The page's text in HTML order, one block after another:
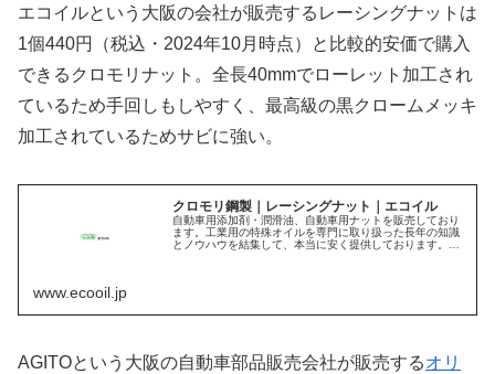
エコイルという大阪の会社が販売するレーシングナットは
1個440円（税込・2024年10月時点）と比較的安価で購入
できるクロモリナット。全長40mmでローレット加工され
ているため手回しもしやすく、最高級の黒クロームメッキ
加工されているためサビに強い。
クロモリ鋼製｜レーシングナット｜エコイル
自動車用添加剤・潤滑油、自動車用ナットを販売しており
ます。工業用の特殊オイルを専門に取り扱った長年の知識
とノウハウを結集して、本当に安く提供しております。こ
www.ecooil.jp
AGITOという大阪の自動車部品販売会社が販売するオリ